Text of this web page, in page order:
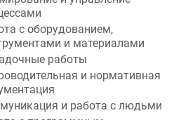
с оборудованием,
и материалами
работы
и нормативная
и работа с людьми
с программным
и программирование